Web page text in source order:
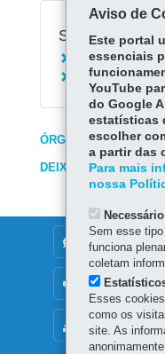
Serviços
Acionar Corpo
Acionar
ÓRGÃO
DEIXE SUA OPINIÃO
MAPA DO SITE
DENUNCIE
OUVIDORIA
Aviso de
Este portal
essenciais
YouTube
do Google
estatísticas
escolher
a partir das
Para mais
nossa
Sem esse
funciona
coletam
Esses
como os
site. As